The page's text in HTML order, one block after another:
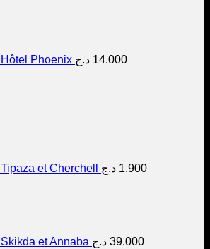
Hôtel Phoenix 14.000 د.ج
Tipaza et Cherchell 1.900 د.ج
Skikda et Annaba 39.000 د.ج